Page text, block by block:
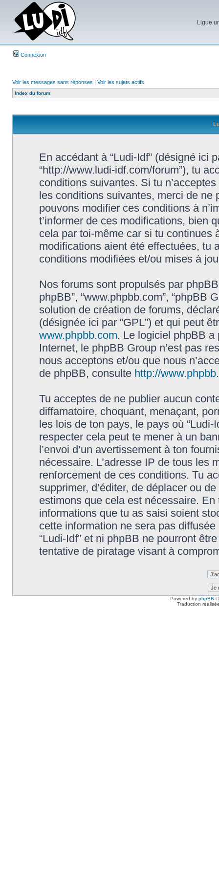
Ligue
Connexion
Voir les messages sans réponses | Voir les sujets actifs
Index du forum
En accédant à “Ludi-Idf” (désigné ici
“http://www.ludi-idf.com/forum”), tu
conditions suivantes. Si tu
les conditions suivantes, merci de ne
pouvons modifier ces conditions à
t’informer de ces modifications, bien
cela par toi-même car si tu continues
modifications aient été effectuées, tu
conditions modifiées et/ou mises à
Nos forums sont propulsés par phpBB
phpBB”, “www.phpbb.com”, “phpBB
solution de création de forums,
(désignée ici par “GPL”) et qui peut
www.phpbb.com. Le logiciel phpBB
Internet, le phpBB Group n’est pas
nous acceptons et/ou que nous
de phpBB, consulte http://
Tu acceptes de ne publier aucun
diffamatoire, choquant, menaçant,
les lois de ton pays, le pays où
respecter cela peut te mener à un
l’envoi d’un avertissement à ton
nécessaire. L’adresse IP de tous les
renforcement de ces conditions. Tu
supprimer, d’éditer, de déplacer ou
estimons que cela est nécessaire.
informations que tu as saisi soient
cette information ne sera pas
“Ludi-Idf” et ni phpBB ne pourront
tentative de piratage visant à
Powered by phpBB
Traduction